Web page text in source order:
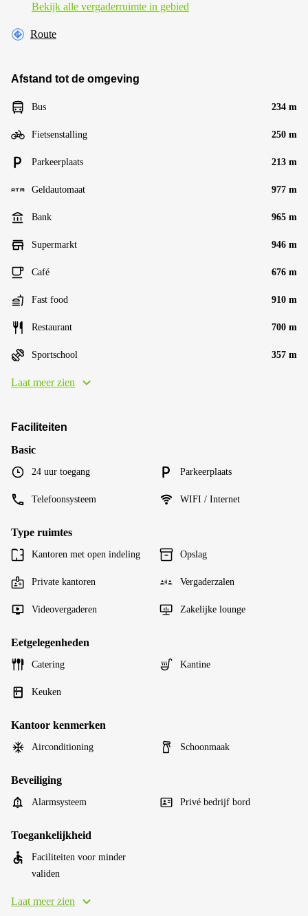
Bekijk alle vergaderruimte in gebied
Route
Afstand tot de omgeving
Bus 234 m
Fietsenstalling 250 m
Parkeerplaats 213 m
Geldautomaat 977 m
Bank 965 m
Supermarkt 946 m
Café 676 m
Fast food 910 m
Restaurant 700 m
Sportschool 357 m
Laat meer zien
Faciliteiten
Basic
24 uur toegang Parkeerplaats
Telefoonsysteem WIFI / Internet
Type ruimtes
Kantoren met open indeling Opslag
Private kantoren Vergaderzalen
Videovergaderen Zakelijke lounge
Eetgelegenheden
Catering Kantine
Keuken
Kantoor kenmerken
Airconditioning Schoonmaak
Beveiliging
Alarmsysteem Privé bedrijf bord
Toegankelijkheid
Faciliteiten voor minder
validen
Laat meer zien